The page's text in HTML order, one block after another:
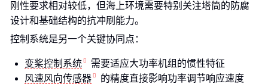
刚性要求相对较低，但海上环境需要特别关注塔筒的防腐
设计和基础结构的抗冲刷能力。
控制系统是另一个关键协同点：
变桨控制系统
需要适应大功率机组的惯性特征
风速风向传感器
的精度直接影响功率调节响应速度